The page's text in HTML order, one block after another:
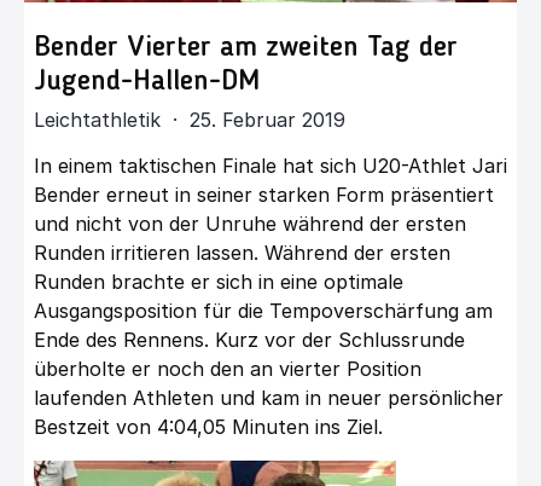
Bender Vierter am zweiten Tag der
Jugend-Hallen-DM
Leichtathletik · 25. Februar 2019
In einem taktischen Finale hat sich U20-Athlet Jari
Bender erneut in seiner starken Form präsentiert
und nicht von der Unruhe während der ersten
Runden irritieren lassen. Während der ersten
Runden brachte er sich in eine optimale
Ausgangsposition für die Tempoverschärfung am
Ende des Rennens. Kurz vor der Schlussrunde
überholte er noch den an vierter Position
laufenden Athleten und kam in neuer persönlicher
Bestzeit von 4:04,05 Minuten ins Ziel.